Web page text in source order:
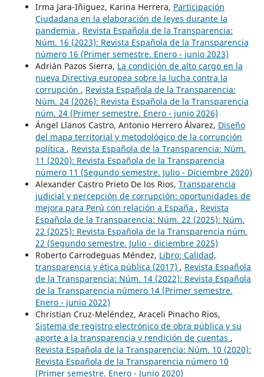
Irma Jara-Iñiguez, Karina Herrera, Participación
Ciudadana en la elaboración de leyes durante la
pandemia , Revista Española de la Transparencia:
Núm. 16 (2023): Revista Española de la Transparencia
número 16 (Primer semestre. Enero - junio 2023)
Adrián Pazos Sierra, La condición de alto cargo en la
nueva Directiva europea sobre la lucha contra la
corrupción , Revista Española de la Transparencia:
Núm. 24 (2026): Revista Española de la Transparencia
núm. 24 (Primer semestre. Enero - junio 2026)
Ángel Llanos Castro, Antonio Herrero Álvarez, Diseño
del mapa territorial y metodológico de la corrupción
política , Revista Española de la Transparencia: Núm.
11 (2020): Revista Española de la Transparencia
número 11 (Segundo semestre. Julio - Diciembre 2020)
Alexander Castro Prieto De los Rios, Transparencia
judicial y percepción de corrupción: oportunidades de
mejora para Perú con relación a España , Revista
Española de la Transparencia: Núm. 22 (2025): Núm.
22 (2025): Revista Española de la Transparencia núm.
22 (Segundo semestre. Julio - diciembre 2025)
Roberto Carrodeguas Méndez, Libro: Calidad,
transparencia y ética pública (2017) , Revista Española
de la Transparencia: Núm. 14 (2022): Revista Española
de la Transparencia número 14 (Primer semestre.
Enero - junio 2022)
Christian Cruz-Meléndez, Araceli Pinacho Rios,
Sistema de registro electrónico de obra pública y su
aporte a la transparencia y rendición de cuentas ,
Revista Española de la Transparencia: Núm. 10 (2020):
Revista Española de la Transparencia número 10
(Primer semestre. Enero - Junio 2020)